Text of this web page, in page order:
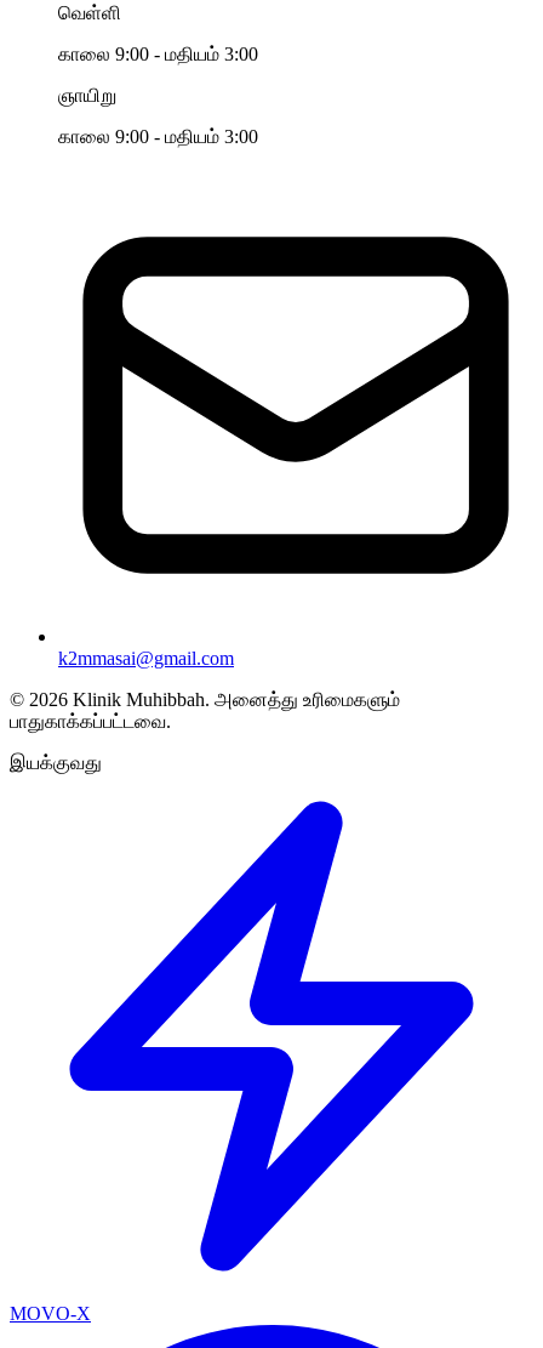
வெள்ளி
காலை 9:00 - மதியம் 3:00
ஞாயிறு
காலை 9:00 - மதியம் 3:00
k2mmasai@gmail.com
© 2026 Klinik Muhibbah. அனைத்து உரிமைகளும்
பாதுகாக்கப்பட்டவை.
இயக்குவது
MOVO-X